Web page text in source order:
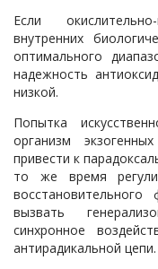
Если
внутренних
оптимального
надежность
низкой.
Попытка
организм
привести к
то же время
вызвать
синхронное
антирадикальной цепи.